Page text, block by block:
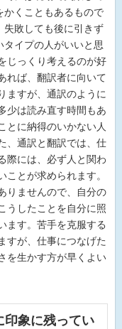
かくこともあるもので
失敗しても後に引きず
タイプの人がいいと思
じっくり考えるのが好
れば、翻訳者に向いて
ますが、通訳のように
少は読み直す時間もあ
とに納得のいかない人
、通訳と翻訳では、仕
際には、必ず人と関わ
とが求められます。
りませんので、自分の
うしたことを自分に照
ます。苦手を克服する
すが、仕事につなげた
を生かす方が早くよい
印象に残ってい